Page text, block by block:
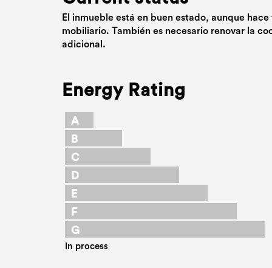
El inmueble está en buen estado, aunque
mobiliario. También es necesario renovar la
adicional.
Energy Rating
A
B
C
D
E
F
G
In process